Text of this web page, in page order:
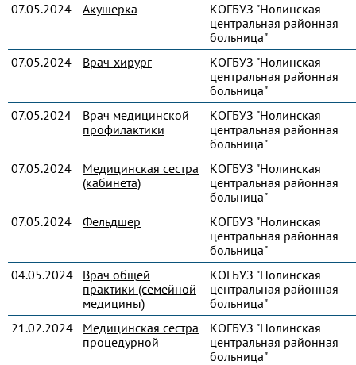
07.05.2024
Акушерка
КОГБУЗ "Нолинская
центральная районная
больница"
07.05.2024
Врач-хирург
КОГБУЗ "Нолинская
центральная районная
больница"
07.05.2024
Врач медицинской
профилактики
КОГБУЗ "Нолинская
центральная районная
больница"
07.05.2024
Медицинская сестра
(кабинета)
КОГБУЗ "Нолинская
центральная районная
больница"
07.05.2024
Фельдшер
КОГБУЗ "Нолинская
центральная районная
больница"
04.05.2024
Врач общей
практики (семейной
медицины)
КОГБУЗ "Нолинская
центральная районная
больница"
21.02.2024
Медицинская сестра
процедурной
КОГБУЗ "Нолинская
центральная районная
больница"